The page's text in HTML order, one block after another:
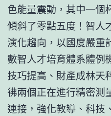
色能量震動，其中一個
傾斜了零點五度！智人
演化趨向，以國度嚴重
數智人才培育體系體例
技巧提高、財產成林天
彿兩個正在進行精密測
連接，強化教導、科技